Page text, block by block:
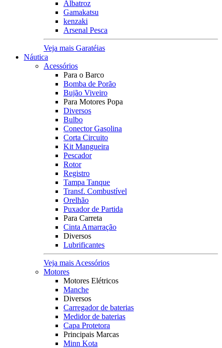
Albatroz
Gamakatsu
kenzaki
Arsenal Pesca
Veja mais Garatéias
Náutica
Acessórios
Para o Barco
Bomba de Porão
Bujão Viveiro
Para Motores Popa
Diversos
Bulbo
Conector Gasolina
Corta Circuito
Kit Mangueira
Pescador
Rotor
Registro
Tampa Tanque
Transf. Combustível
Orelhão
Puxador de Partida
Para Carreta
Cinta Amarração
Diversos
Lubrificantes
Veja mais Acessórios
Motores
Motores Elétricos
Manche
Diversos
Carregador de baterias
Medidor de baterias
Capa Protetora
Principais Marcas
Minn Kota